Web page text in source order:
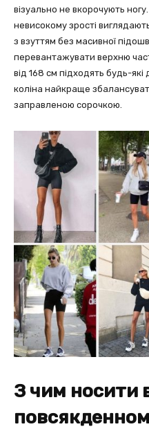
візуально не вкорочують
невисокому зрості
з взуттям без масивної
перевантажувати верхню
від 168 см підходять будь-
коліна найкраще
заправленою сорочкою.
З чим носити